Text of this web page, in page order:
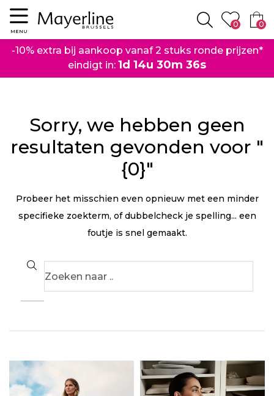
Menu
MENU Zoeken
0 0
-10% extra bij aankoop vanaf 2 stuks ronde prijzen*
eindigt in: 1d 14u 30m 36s
Sorry, we hebben geen
resultaten gevonden voor "
{0}"
Probeer het misschien even opnieuw met een minder
specifieke zoekterm, of dubbelcheck je spelling... een
foutje is snel gemaakt.
Search